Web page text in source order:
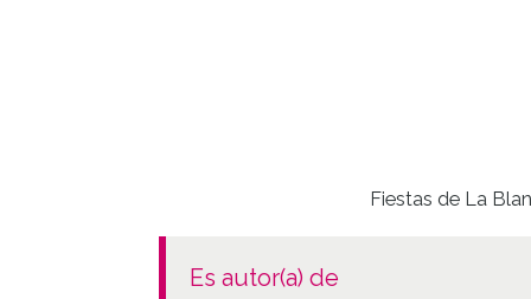
Fiestas de La
es autor(a) de